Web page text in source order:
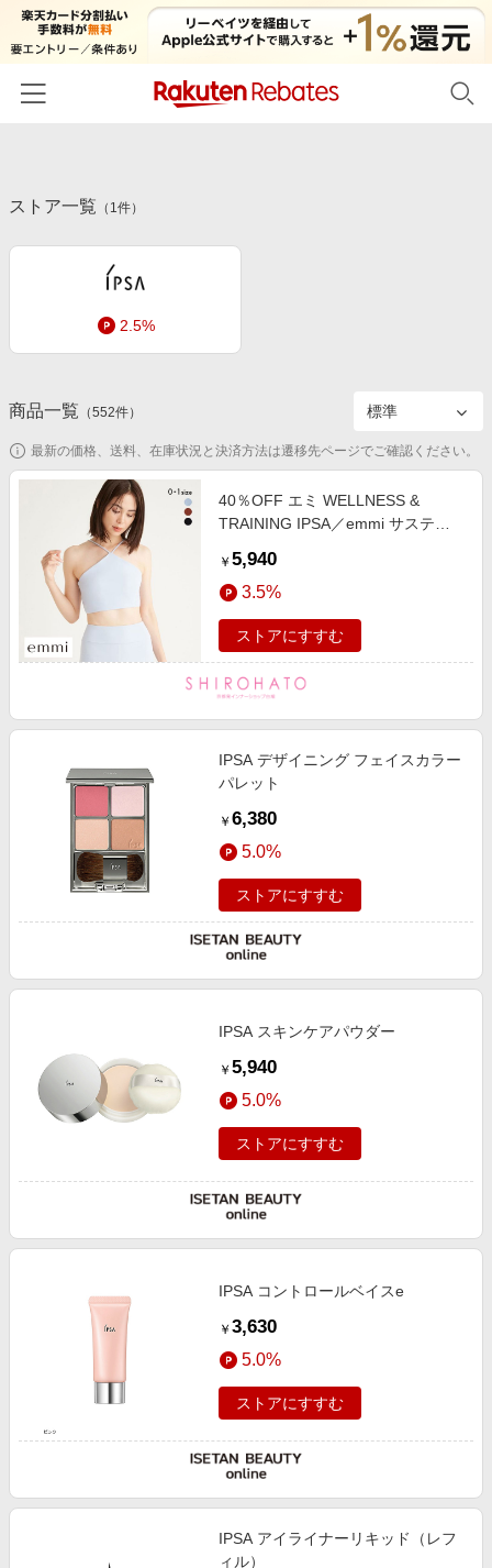
カテゴリー一覧
百貨店・総合ECモール
ファッション・インナー・小物
食品・スイーツ・お酒
家電・PC・スマホ・カメラ
スポーツ・アウトドア・ゴルフ
インテリア・寝具
ペット・花・DIY・車
旅行・レジャー・ホテル予約
金融・マネー・保険
初回購入者限定特典
新着ストアのご紹介
電子書籍特集
楽天ペイ導入ストア
楽天サービス特集
旅行特集
わくわく夏特集
とことん買い物チャレンジ
Apple公式サイト×楽天カード分割払い
Samsung ボーナスキャンペーン
週末の高還元 夏の長期版
友達紹介
楽天IDでログイン/会員登録
ストア一覧 （ 1件）
2.5%
商品一覧 （552件）
最新の価格、送料、在庫状況と決済方法は遷移先ページでご確認ください。
40％OFF エミ WELLNESS &
TRAINING IPSA／emmi サステナ
￥ 5,940
3.5%
ストアにすすむ
IPSA デザイニング フェイスカラー
パレット
￥ 6,380
5.0%
ストアにすすむ
IPSA スキンケアパウダー
￥ 5,940
5.0%
ストアにすすむ
IPSA コントロールベイスe
￥ 3,630
5.0%
ストアにすすむ
IPSA アイライナーリキッド（レフ
ィル）